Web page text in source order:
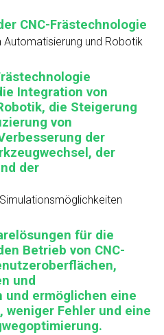
CNC-Frästechnologie
und Robotik
Integration von
die Steigerung
von
der
der
der
für die
Betrieb von CNC-
und
ermöglichen eine
weniger Fehler und eine